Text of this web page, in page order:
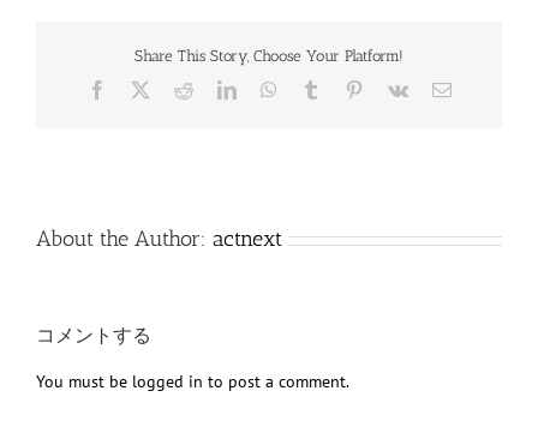
Share This Story, Choose Your Platform!
Facebook RedditLinkedInWhatsApp
Tumblr Pinterest
Vk
電
About the Author: actnext
コメントする
You must be logged in to post a comment.